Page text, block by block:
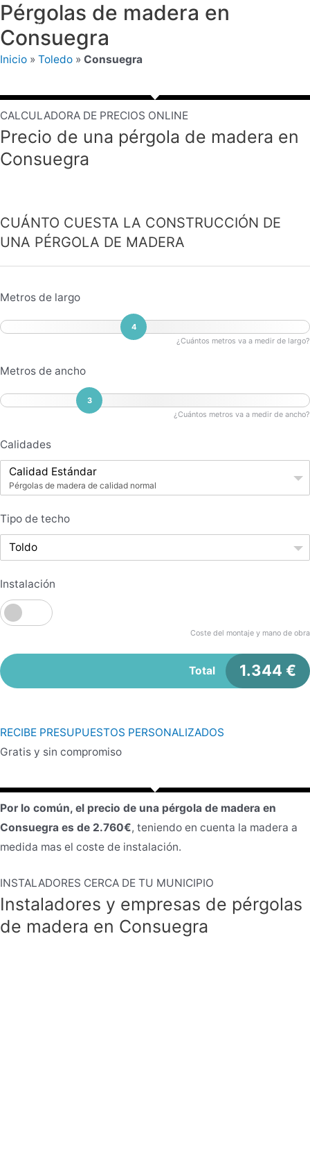
Ir
al
contenido
Pérgolas de Madera
Pérgolas de madera en
Consuegra
Inicio » Toledo » Consuegra
CALCULADORA DE PRECIOS ONLINE
Precio de una pérgola de madera en
Consuegra
CUÁNTO CUESTA LA CONSTRUCCIÓN DE
UNA PÉRGOLA DE MADERA
Metros de largo
4
¿Cuántos metros va a medir de largo?
Metros de ancho
3
¿Cuántos metros va a medir de ancho?
Calidades
Calidad Estándar
Pérgolas de madera de calidad normal
Tipo de techo
Toldo
Instalación
Coste del montaje y mano de obra
Total 1.344 €
RECIBE PRESUPUESTOS PERSONALIZADOS
Gratis y sin compromiso
Por lo común, el precio de una pérgola de madera en
Consuegra es de 2.760€, teniendo en cuenta la madera a
medida mas el coste de instalación.
INSTALADORES CERCA DE TU MUNICIPIO
Instaladores y empresas de pérgolas
de madera en Consuegra